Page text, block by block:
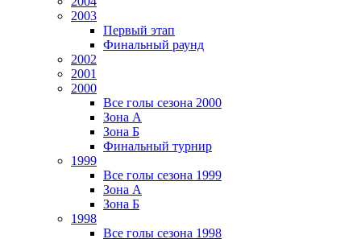
2003
Первый этап
Финальный раунд
2002
2001
2000
Все голы сезона 2000
Зона А
Зона Б
Финальный турнир
1999
Все голы сезона 1999
Зона А
Зона Б
1998
Все голы сезона 1998